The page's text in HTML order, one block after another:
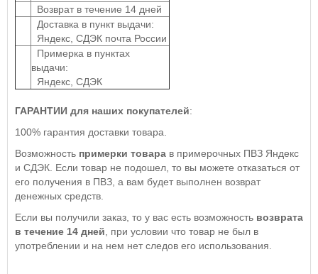
Возврат в течение 14 дней
Доставка в пункт выдачи:
Яндекс, СДЭК почта России
Примерка в пунктах
выдачи:
Яндекс, СДЭК
ГАРАНТИИ для наших покупателей:
100% гарантия доставки товара.
Возможность примерки товара в примерочных ПВЗ Яндекс
и СДЭК. Если товар не подошел, то вы можете отказаться от
его получения в ПВЗ, а вам будет выполнен возврат
денежных средств.
Если вы получили заказ, то у вас есть возможность возврата
в течение 14 дней , при условии что товар не был в
употреблении и на нем нет следов его использования.